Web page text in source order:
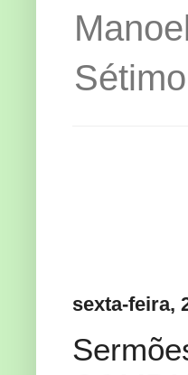
sexta-feira,